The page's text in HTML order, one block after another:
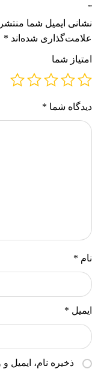
”
نشانی ایمیل شما
علامت‌گذاری شده‌اند *
امتیاز شما
دیدگاه شما *
نام *
ایمیل *
ذخیره نام، ایمیل